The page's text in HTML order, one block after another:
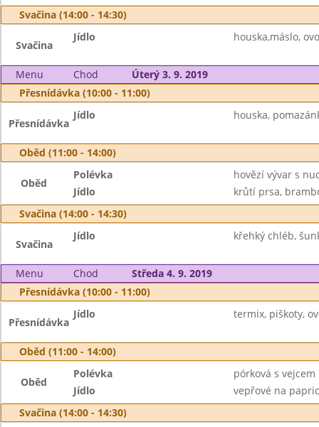
Svačina (14:00 - 14:30)
Svačina
Jídlo houska,máslo,
Menu Chod
Úterý 3. 9. 2019
Přesnídávka (10:00 - 11:00)
Přesnídávka
Jídlo houska,
Oběd (11:00 - 14:00)
Oběd
Polévka
hovězí vývar s
Jídlo
krůtí prsa,
Svačina (14:00 - 14:30)
Svačina
Jídlo křehký chléb,
Menu Chod
Středa 4. 9. 2019
Přesnídávka (10:00 - 11:00)
Přesnídávka
Jídlo termix, piškoty,
Oběd (11:00 - 14:00)
Oběd
Polévka
pórková s vejcem
Jídlo
vepřové na
Svačina (14:00 - 14:30)